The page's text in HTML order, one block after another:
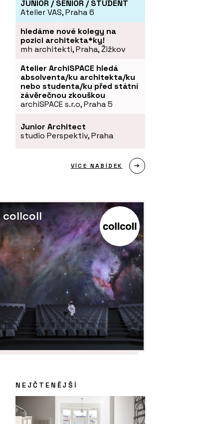
JUNIOR / SENIOR / STUDENT
Atelier VAS, Praha 6
hledáme nové kolegy na
pozici architekta*ky!
mh architekti, Praha, Žižkov
Atelier ArchiSPACE hledá
absolventa/ku architekta/ku
nebo studenta/ku před státní
závěrečnou zkouškou
archiSPACE s.r.o, Praha 5
Junior Architect
studio Perspektiv, Praha
VÍCE NABÍDEK
collcoll
NEJČTENĚJŠÍ